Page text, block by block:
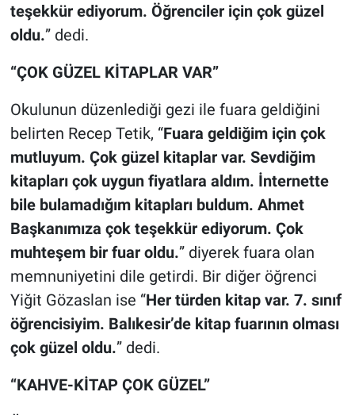
teşekkür ediyorum. Öğrenciler için çok güzel
oldu.” dedi.
“ÇOK GÜZEL KİTAPLAR VAR”
Okulunun düzenlediği gezi ile fuara geldiğini
belirten Recep Tetik, “Fuara geldiğim için çok
mutluyum. Çok güzel kitaplar var. Sevdiğim
kitapları çok uygun fiyatlara aldım. İnternette
bile bulamadığım kitapları buldum. Ahmet
Başkanımıza çok teşekkür ediyorum. Çok
muhteşem bir fuar oldu.” diyerek fuara olan
memnuniyetini dile getirdi. Bir diğer öğrenci
Yiğit Gözaslan ise “Her türden kitap var. 7. sınıf
öğrencisiyim. Balıkesir’de kitap fuarının olması
çok güzel oldu.” dedi.
“KAHVE-KİTAP ÇOK GÜZEL”